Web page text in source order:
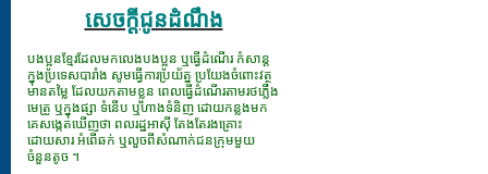
សេចក្ដីជូនដំណឹង
បងប្អូនខ្មែរដែលមកលេងបងប្អូន ឬធ្វើដំណើរ កំសាន្ត
ក្នុងប្រទេសបារាំង សូមធ្វើការប្រយ័ត្ន ប្រយែងចំពោះវត្ថុ
មានតម្លៃ ដែលយកតាមខ្លួន ពេលធ្វើដំណើរតាមរថភ្លើង
មេត្រូ ឬក្នុងផ្សា ទំនើប ឬហាងទំនិញ ដោយកន្លងមក
គេសង្កេតឃើញថា ពលរដ្ឋអាស៊ី តែងតែរងគ្រោះ
ដោយសារ អំពើឆក់ ឬលួចពីសំណាក់ជនក្រុមមួយ
ចំនួនតូច ។